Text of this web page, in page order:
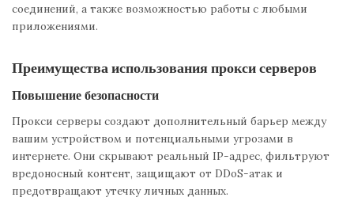
соединений, а также возможностью работы с любыми
приложениями.
Преимущества использования прокси серверов
Повышение безопасности
Прокси серверы создают дополнительный барьер между
вашим устройством и потенциальными угрозами в
интернете. Они скрывают реальный IP-адрес, фильтруют
вредоносный контент, защищают от DDoS-атак и
предотвращают утечку личных данных.